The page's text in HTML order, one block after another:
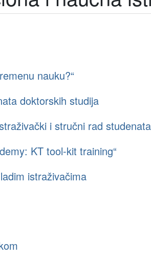
nauku?“
doktorskih studija
i stručni rad
KT tool-kit training“
istraživačima